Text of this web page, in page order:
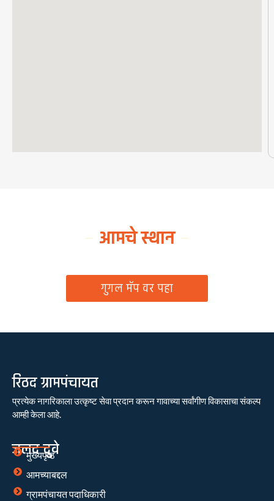
आमचे स्थान
गुगल मॅप वर पहा
रिठद ग्रामपंचायत
प्रत्येक नागरिकाला उत्कृष्ट सेवा प्रदान करून गावाच्या सर्वांगीण विकासाचा संकल्प
आम्ही केला आहे.
जलद दुवे
मुख्यपृष्ठ
आमच्याबद्दल
ग्रामपंचायत पदाधिकारी